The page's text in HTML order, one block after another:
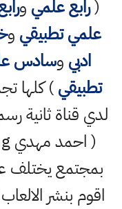
(رابع علمي و
علمي تطبيقي و
ادبي وسادس
تطبيقي) كلها
لدي قناة ثانية
بمجتمع يختلف عن
اقوم بنشر